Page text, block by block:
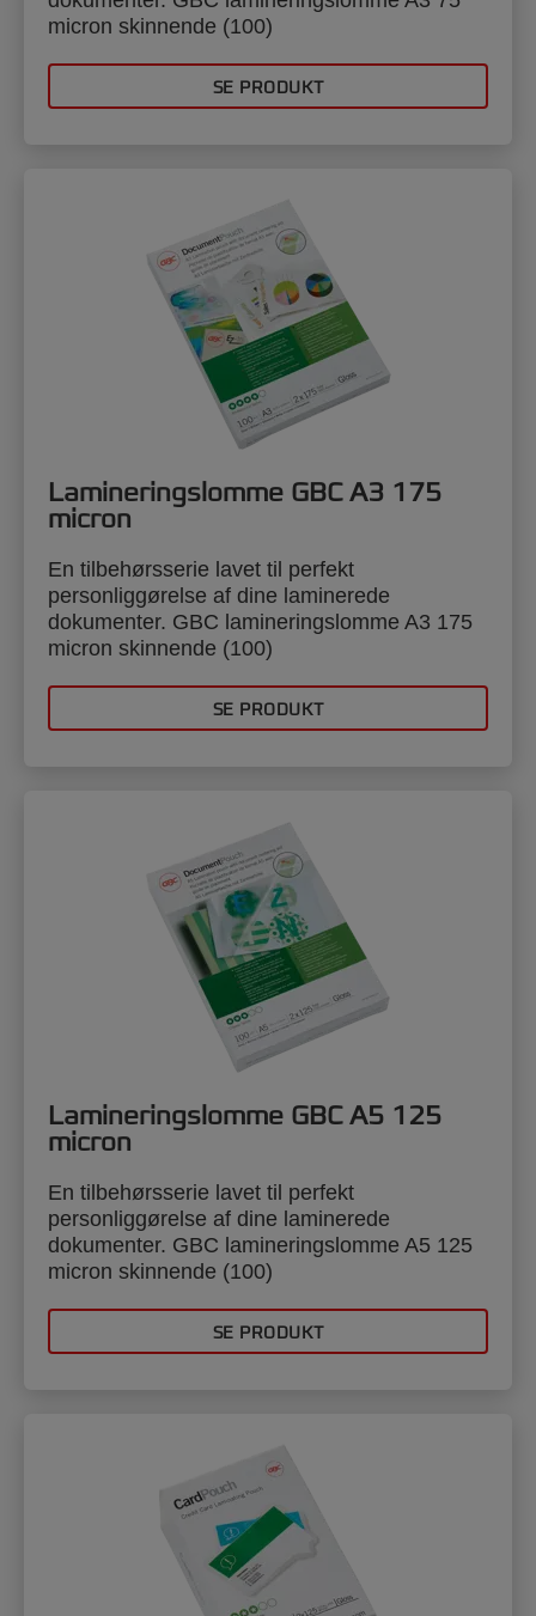
micron skinnende (100)
SE PRODUKT
Lamineringslomme GBC A3 175
micron
En tilbehørsserie lavet til perfekt
personliggørelse af dine laminerede
dokumenter. GBC lamineringslomme A3 175
micron skinnende (100)
SE PRODUKT
Lamineringslomme GBC A5 125
micron
En tilbehørsserie lavet til perfekt
personliggørelse af dine laminerede
dokumenter. GBC lamineringslomme A5 125
micron skinnende (100)
SE PRODUKT